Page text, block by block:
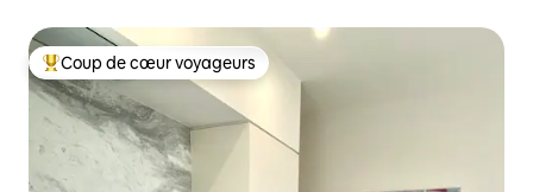
Coups de cœur voyageurs les plus appréciés
Coup de cœur voyageurs